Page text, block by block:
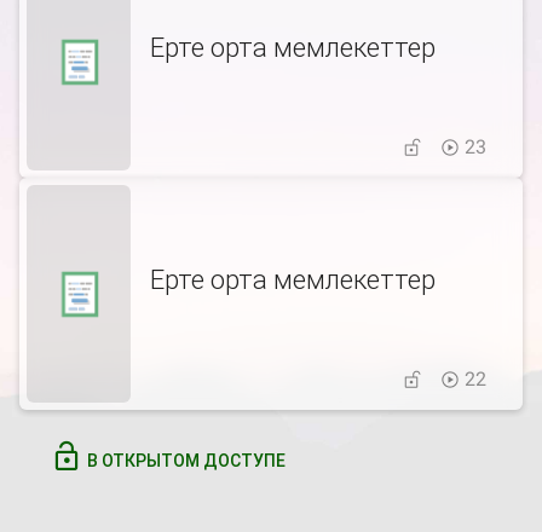
Ерте орта мемлекеттер
23
Ерте орта мемлекеттер
22
В ОТКРЫТОМ ДОСТУПЕ